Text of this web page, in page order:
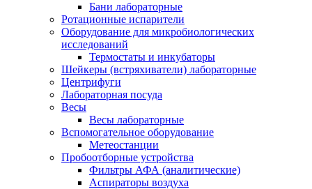
Бани лабораторные
Ротационные испарители
Оборудование для микробиологических
исследований
Термостаты и инкубаторы
Шейкеры (встряхиватели) лабораторные
Центрифуги
Лабораторная посуда
Весы
Весы лабораторные
Вспомогательное оборудование
Метеостанции
Пробоотборные устройства
Фильтры АФА (аналитические)
Аспираторы воздуха